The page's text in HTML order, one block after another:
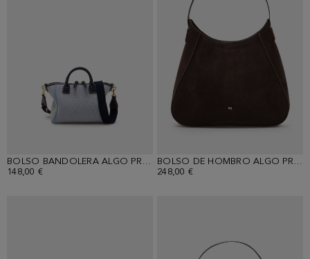
BOLSO BANDOLERA ALGO PRESTADO
148,00 €
BOLSO DE HOMBRO ALGO PRESTADO
248,00 €